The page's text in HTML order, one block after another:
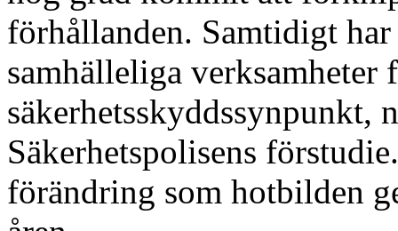
förhållanden. Samtidigt
samhälleliga verksamheter
säkerhetsskyddssynpunkt,
Säkerhetspolisens
förändring som hotbilden